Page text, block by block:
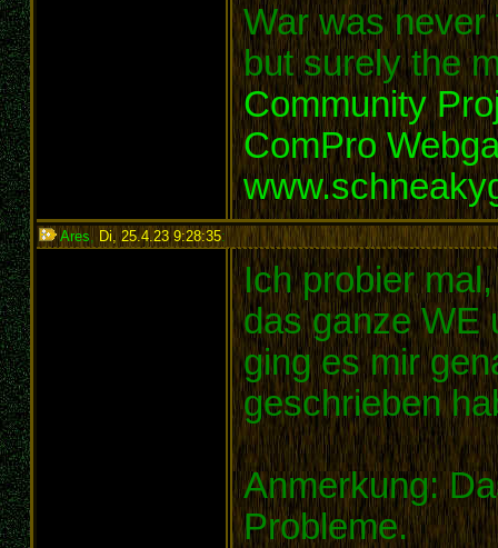
War was never
but surely the
Community
ComPro
Ares Di, 25.4.23 9:28:35:
Ich probier
das ganze WE
ging es mir
geschrieben
Anmerkung:
Probleme.